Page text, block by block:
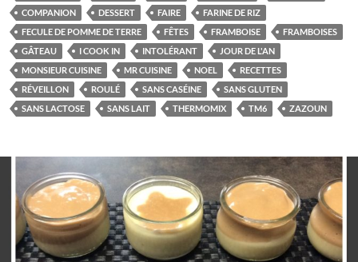
COMPANION
DESSERT FAIRE
FARINE DE RIZ
FECULE DE POMME DE TERRE
FÊTES FRAMBOISE
FRAMBOISES
GÂTEAU
I COOK IN INTOLÉRANT
JOUR DE L'AN
MONSIEUR CUISINE
MR CUISINE NOEL
RECETTES
RÉVEILLON
ROULÉ SANS CASÉINE
SANS GLUTEN
SANS LACTOSE
SANS LAIT THERMOMIX TM6 ZAZOUN